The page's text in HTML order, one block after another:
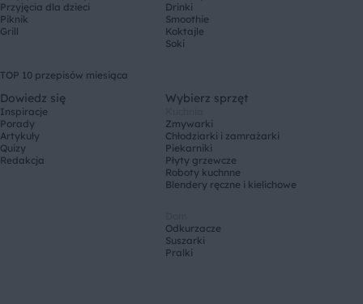
Przyjęcia dla dzieci
Piknik
Grill
Drinki
Smoothie
Koktajle
Soki
TOP 10 przepisów miesiąca
Dowiedz się
Inspiracje
Porady
Artykuły
Quizy
Redakcja
Wybierz sprzęt
Zmywarki
Chłodziarki i zamrażarki
Piekarniki
Płyty grzewcze
Roboty kuchnne
Blendery ręczne i kielichowe
Odkurzacze
Suszarki
Pralki